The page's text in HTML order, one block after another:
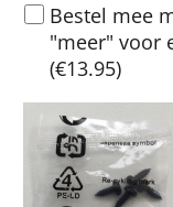
Bestel mee
"meer" voor
(€13.95)